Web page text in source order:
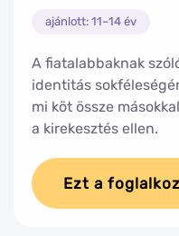
ajánlott: 11–14 év
A fiatalabbaknak
identitás
mi köt össze
a kirekesztés ellen.
Ezt a